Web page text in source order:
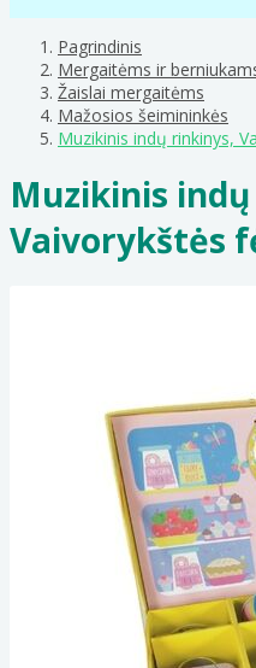
Pagrindinis
Mergaitėms ir
Žaislai mergaitėms
Mažosios šeimininkės
Muzikinis indų rinkinys,
Muzikinis
Vaivorykštės